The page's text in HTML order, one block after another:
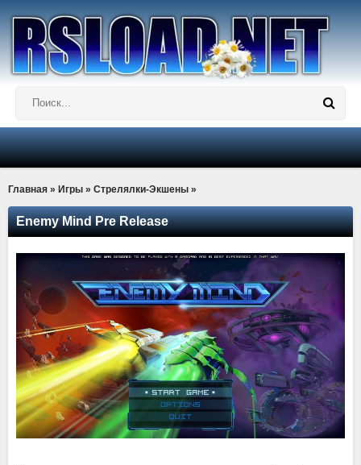
Главная » Игры » Стрелялки-Экшены »
Enemy Mind Pre Release